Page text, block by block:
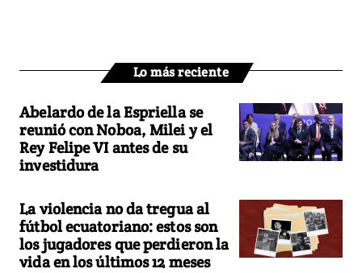
Lo más reciente
Abelardo de la Espriella se
reunió con Noboa, Milei y el
Rey Felipe VI antes de su
investidura
La violencia no da tregua al
fútbol ecuatoriano: estos son
los jugadores que perdieron la
vida en los últimos 12 meses